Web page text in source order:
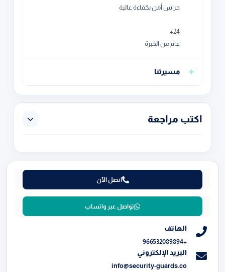
حراس أمن بكفاءة عالية
24+
عام من الخبرة
مسيرتنا
اكتب مراجعة
اتصل الآن
تواصل عبر واتساب
الهاتف
+966532089894
البريد الإلكتروني
info@security-guards.co